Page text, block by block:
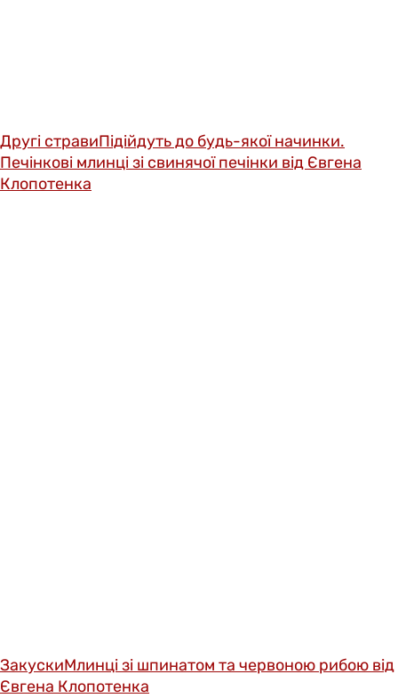
Другі стравиПідійдуть до будь-якої начинки.
Печінкові млинці зі свинячої печінки від Євгена
Клопотенка
ЗакускиМлинці зі шпинатом та червоною рибою від
Євгена Клопотенка